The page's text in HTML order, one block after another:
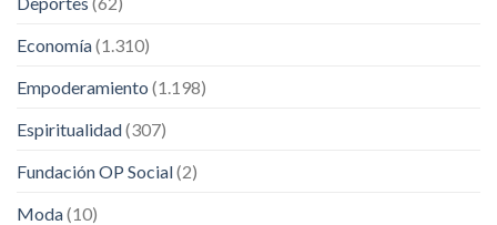
Economía(1.310)
Empoderamiento (1.198)
Espiritualidad(307)
Fundación OP Social(2)
Moda(10)